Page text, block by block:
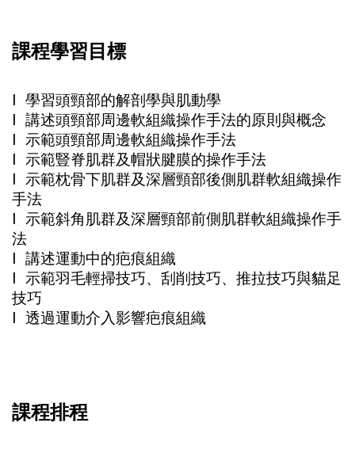
課程學習目標
l 學習頭頸部的解剖學與肌動學
l 講述頭頸部周邊軟組織操作手法的原則與概念
l 示範頭頸部周邊軟組織操作手法
l 示範豎脊肌群及帽狀腱膜的操作手法
l 示範枕骨下肌群及深層頸部後側肌群軟組織操作
手法
l 示範斜角肌群及深層頸部前側肌群軟組織操作手
法
l 講述運動中的疤痕組織
l 示範羽毛輕掃技巧、刮削技巧、推拉技巧與貓足
技巧
l 透過運動介入影響疤痕組織
課程排程